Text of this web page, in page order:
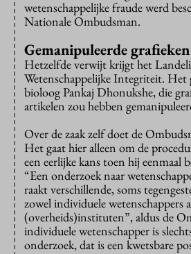
wetenschappelijke fraude werd
Nationale Ombudsman.
Gemanipuleerde grafieken
Hetzelfde verwijt krijgt het
Wetenschappelijke Integriteit. Het
bioloog Pankaj Dhonukshe, die
artikelen zou hebben
Over de zaak zelf doet de
Het gaat hier alleen om de
een eerlijke kans toen hij eenmaal
“Een onderzoek naar
raakt verschillende, soms
zowel individuele wetenschappers
(overheids)instituten”, aldus de
individuele wetenschapper is
onderzoek, dat is een kwetsbare